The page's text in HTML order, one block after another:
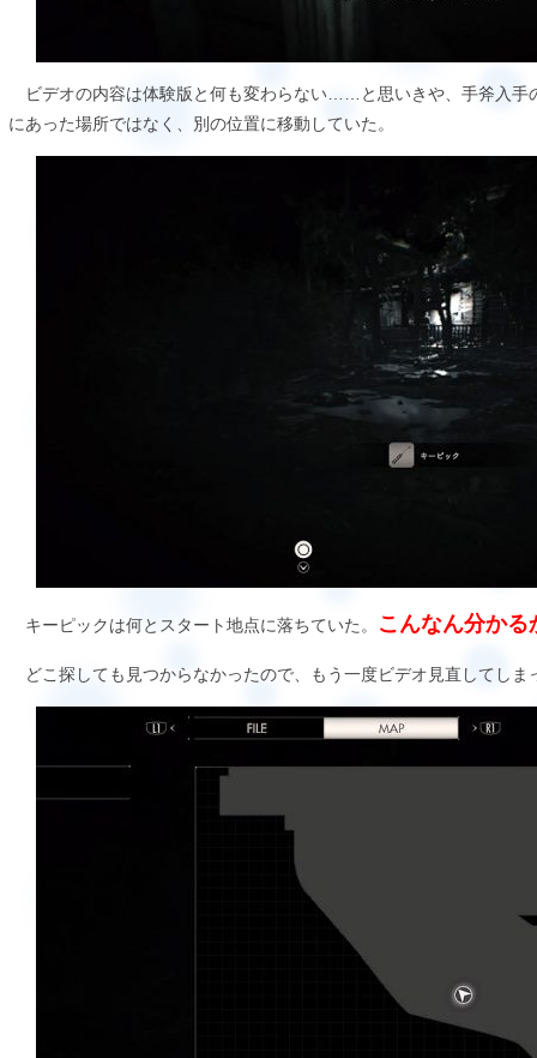
ビデオの内容は体験版と何も変わらない……と思いきや、手斧入手
にあった場所ではなく、別の位置に移動していた。
キーピックは何とスタート地点に落ちていた。 こんなん分かる
どこ探しても見つからなかったので、もう一度ビデオ見直してし